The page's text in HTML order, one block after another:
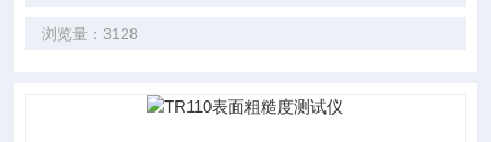
浏览量：3128